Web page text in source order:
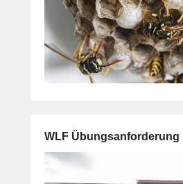
WLF Übungsanforderung